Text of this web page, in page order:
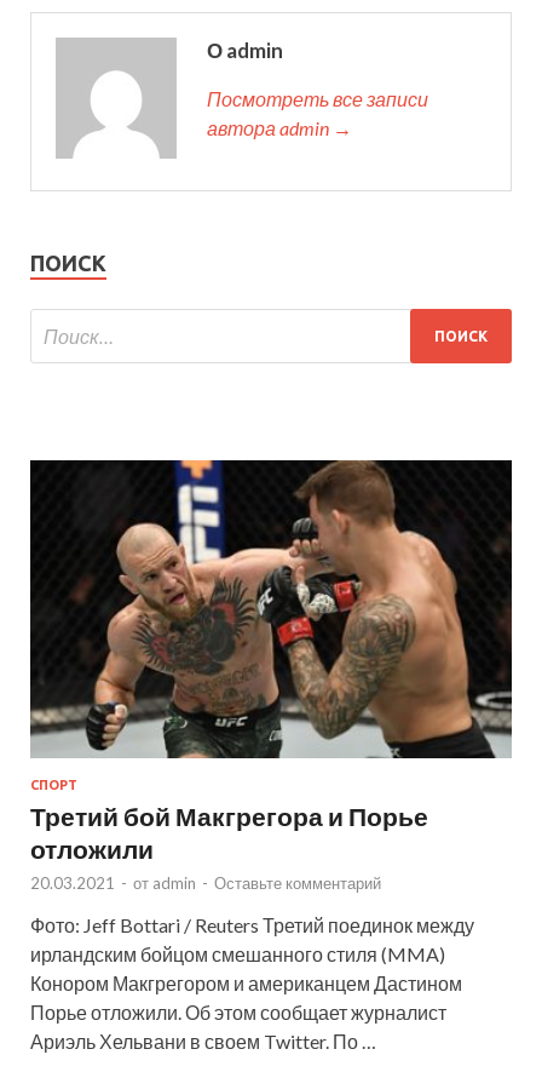
О admin
Посмотреть все записи
автора admin →
ПОИСК
СПОРТ
Третий бой Макгрегора и Порье
отложили
20.03.2021 - от admin - Оставьте комментарий
Фото: Jeff Bottari / Reuters Третий поединок между
ирландским бойцом смешанного стиля (MMA)
Конором Макгрегором и американцем Дастином
Порье отложили. Об этом сообщает журналист
Ариэль Хельвани в своем Twitter. По …